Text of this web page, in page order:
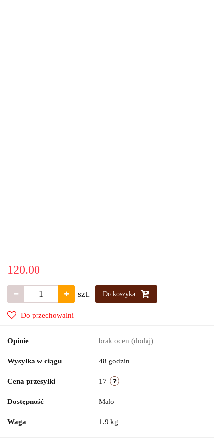
120.00
szt. Do koszyka
Do przechowalni
Opinie brak ocen (dodaj)
Wysyłka w ciągu 48 godzin
Cena przesyłki 17
Dostępność Mało
Waga 1.9 kg